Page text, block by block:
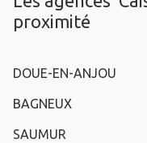
proximité
DOUE-EN-ANJOU
BAGNEUX
SAUMUR